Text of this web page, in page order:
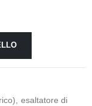
esaltatore di